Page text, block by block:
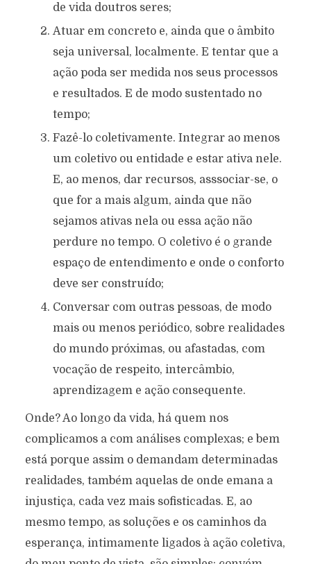
de vida doutros seres;
Atuar em concreto e, ainda que o âmbito
seja universal, localmente. E tentar que a
ação poda ser medida nos seus processos
e resultados. E de modo sustentado no
tempo;
Fazê-lo coletivamente. Integrar ao menos
um coletivo ou entidade e estar ativa nele.
E, ao menos, dar recursos, asssociar-se, o
que for a mais algum, ainda que não
sejamos ativas nela ou essa ação não
perdure no tempo. O coletivo é o grande
espaço de entendimento e onde o conforto
deve ser construído;
Conversar com outras pessoas, de modo
mais ou menos periódico, sobre realidades
do mundo próximas, ou afastadas, com
vocação de respeito, intercâmbio,
aprendizagem e ação consequente.
Onde? Ao longo da vida, há quem nos
complicamos a com análises complexas; e bem
está porque assim o demandam determinadas
realidades, também aquelas de onde emana a
injustiça, cada vez mais sofisticadas. E, ao
mesmo tempo, as soluções e os caminhos da
esperança, intimamente ligados à ação coletiva,